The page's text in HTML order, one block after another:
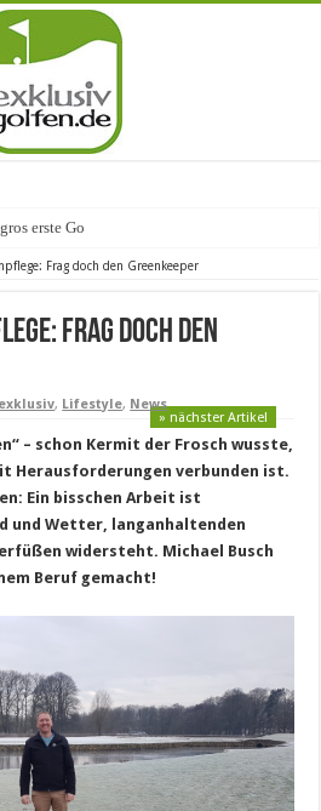
erste Golf-Community
Frag doch den Greenkeeper
Frag doch den
, Lifestyle, News
» nächster Artikel
– schon Kermit der Frosch wusste,
Herausforderungen verbunden ist.
Ein bisschen Arbeit ist
und Wetter, langanhaltenden
widersteht. Michael Busch
Beruf gemacht!